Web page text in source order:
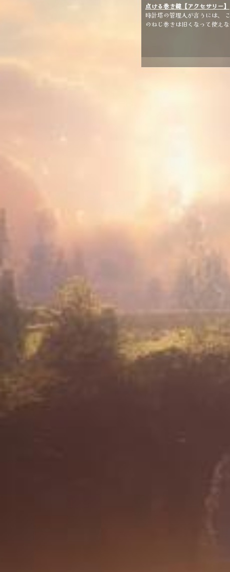
点ける巻き鍵【アクセサリー】
時計塔の管理人が言うには、 こ
のねじ巻きは旧くなって使えな
は、こんな小娘に簡単に手渡さ
れるモノになってしまった それ